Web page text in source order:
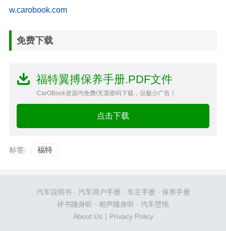
w.carobook.com
免费下载
福特翼搏保养手册.PDF文件
CarOBook资源均免费/无需密码下载，仅极少广告！
点击下载
标签: 福特
汽车说明书 · 汽车用户手册· 车主手册· 保养手册
评书随身听 · 相声随身听 · 汽车壁纸
About Us｜ Privacy Policy